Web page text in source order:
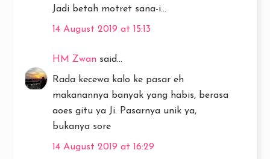
Jadi betah motret sana-i...
14 August 2019 at 15:13
HM Zwan said...
Rada kecewa kalo ke pasar eh
makanannya banyak yang habis, berasa
aoes gitu ya Ji. Pasarnya unik ya,
bukanya sore
14 August 2019 at 16:29